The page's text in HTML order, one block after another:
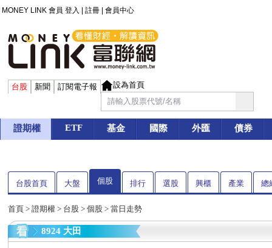
MONEY LINK 會員 登入 註冊 會員中心
台股 新聞 訂閱電子報 設為首頁
證期權 ETF 基金 國際 外匯 債券
台股首頁 大盤 個股 排行 選股 興櫃 產業 總
首頁 > 證期權 > 台股 > 個股 > 當日走勢
8924 大田